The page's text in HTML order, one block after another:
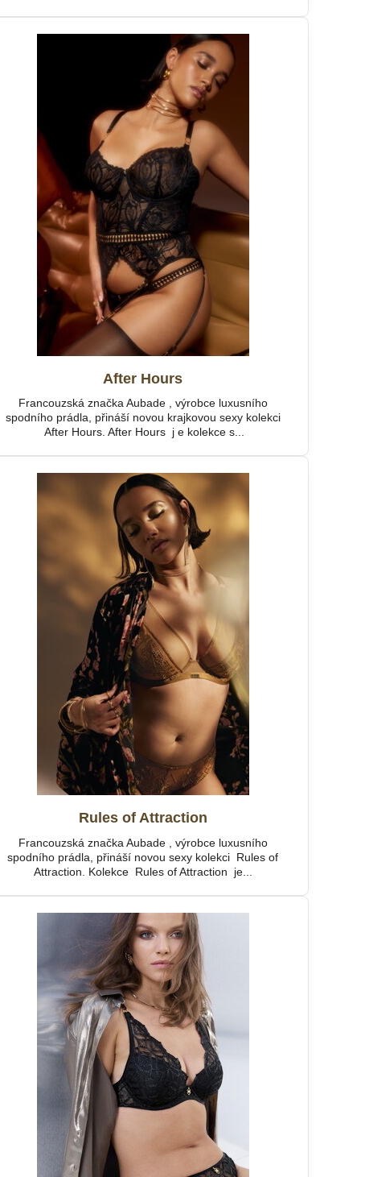
After Hours
Francouzská značka Aubade , výrobce luxusního
spodního prádla, přináší novou krajkovou sexy kolekci
After Hours. After Hours j e kolekce s...
Rules of Attraction
Francouzská značka Aubade , výrobce luxusního
spodního prádla, přináší novou sexy kolekci Rules of
Attraction. Kolekce Rules of Attraction je...